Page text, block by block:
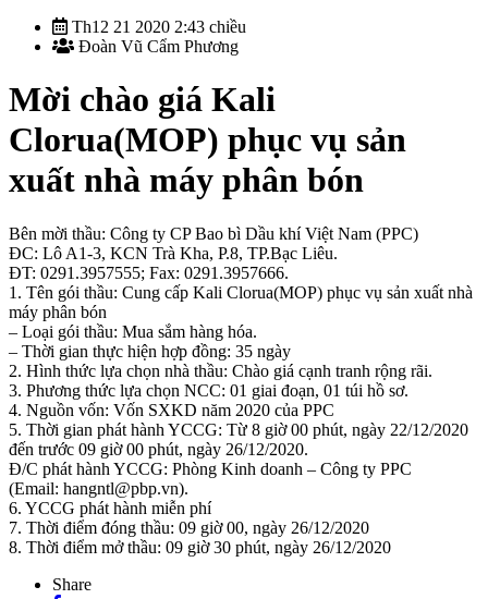
Th12 21 2020 2:43 chiều
Đoàn Vũ Cẩm Phương
Mời chào giá Kali
Clorua(MOP) phục vụ sản
xuất nhà máy phân bón
Bên mời thầu: Công ty CP Bao bì Dầu khí Việt Nam (PPC)
ĐC: Lô A1-3, KCN Trà Kha, P.8, TP.Bạc Liêu.
ĐT: 0291.3957555; Fax: 0291.3957666.
1. Tên gói thầu: Cung cấp Kali Clorua(MOP) phục vụ sản xuất nhà
máy phân bón
– Loại gói thầu: Mua sắm hàng hóa.
– Thời gian thực hiện hợp đồng: 35 ngày
2. Hình thức lựa chọn nhà thầu: Chào giá cạnh tranh rộng rãi.
3. Phương thức lựa chọn NCC: 01 giai đoạn, 01 túi hồ sơ.
4. Nguồn vốn: Vốn SXKD năm 2020 của PPC
5. Thời gian phát hành YCCG: Từ 8 giờ 00 phút, ngày 22/12/2020
đến trước 09 giờ 00 phút, ngày 26/12/2020.
Đ/C phát hành YCCG: Phòng Kinh doanh – Công ty PPC
(Email: hangntl@pbp.vn).
6. YCCG phát hành miễn phí
7. Thời điểm đóng thầu: 09 giờ 00, ngày 26/12/2020
8. Thời điểm mở thầu: 09 giờ 30 phút, ngày 26/12/2020
Share